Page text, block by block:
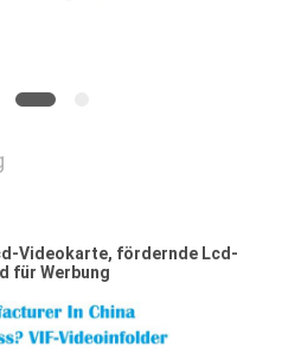
Videokarte, fördernde Lcd-
für Werbung